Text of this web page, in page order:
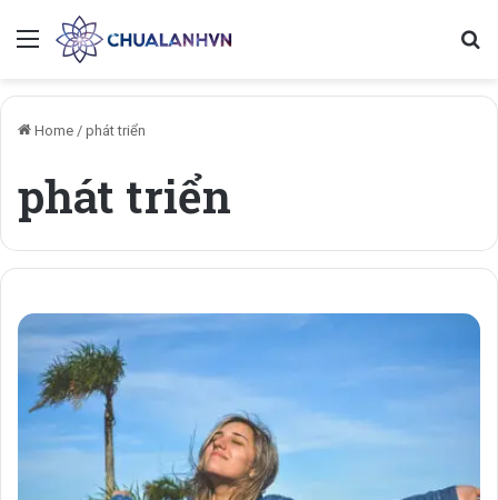
Menu
Home / phát triển
phát triển